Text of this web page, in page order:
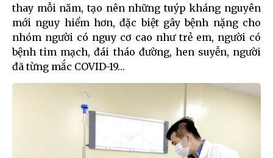
thay mỗi năm, tạo nên những tuýp kháng nguyên
mới nguy hiểm hơn, đặc biệt gây bệnh nặng cho
nhóm người có nguy cơ cao như trẻ em, người có
bệnh tim mạch, đái tháo đường, hen suyễn, người
đã từng mắc COVID-19…